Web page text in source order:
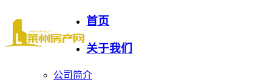
首页
关于我们
公司简介